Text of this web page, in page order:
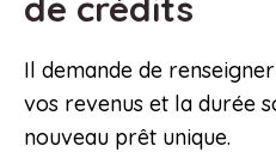
Il demande de
vos revenus et la durée
nouveau prêt unique.